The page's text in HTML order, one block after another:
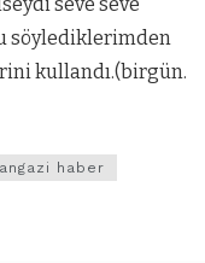
söylediklerimden
kullandı.(birgün.
haber